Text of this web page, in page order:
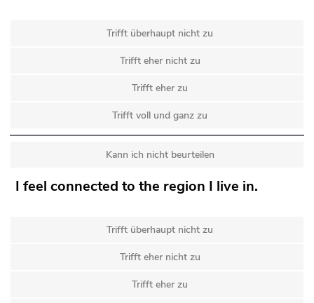
Trifft überhaupt nicht zu
Trifft eher nicht zu
Trifft eher zu
Trifft voll und ganz zu
Kann ich nicht beurteilen
I feel connected to the region I live in.
Trifft überhaupt nicht zu
Trifft eher nicht zu
Trifft eher zu